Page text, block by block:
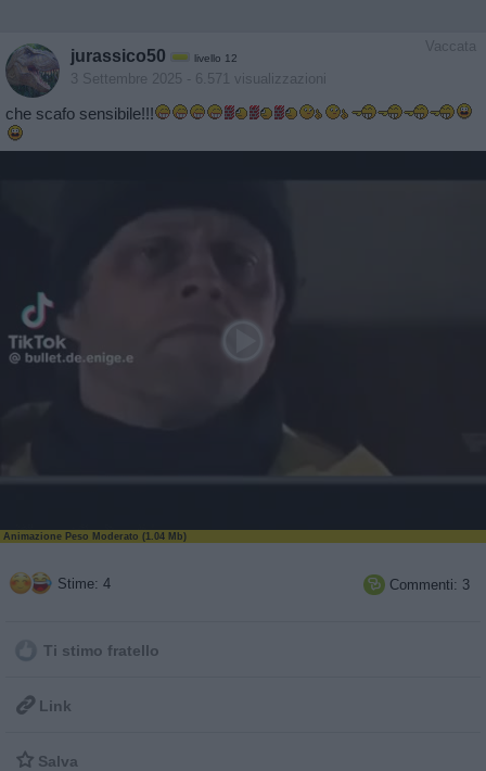
Vaccata
jurassico50 livello 12
3 Settembre 2025 - 6.571 visualizzazioni
che scafo sensibile!!!
Animazione Peso Moderato (1.04 Mb)
Stime: 4  Commenti: 3
Ti stimo fratello
 Link
 Salva